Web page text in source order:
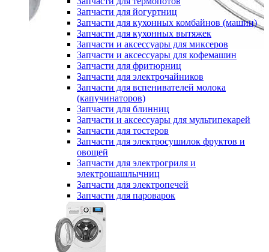
Запчасти для йогуртниц
Запчасти для кухонных комбайнов (машин)
Запчасти для кухонных вытяжек
Запчасти и аксессуары для миксеров
Запчасти и аксессуары для кофемашин
Запчасти для фритюрниц
Запчасти для электрочайников
Запчасти для вспенивателей молока
(капучинаторов)
Запчасти для блинниц
Запчасти и аксессуары для мультипекарей
Запчасти для тостеров
Запчасти для электросушилок фруктов и
овощей
Запчасти для электрогриля и
электрошашлычниц
Запчасти для электропечей
Запчасти для пароварок